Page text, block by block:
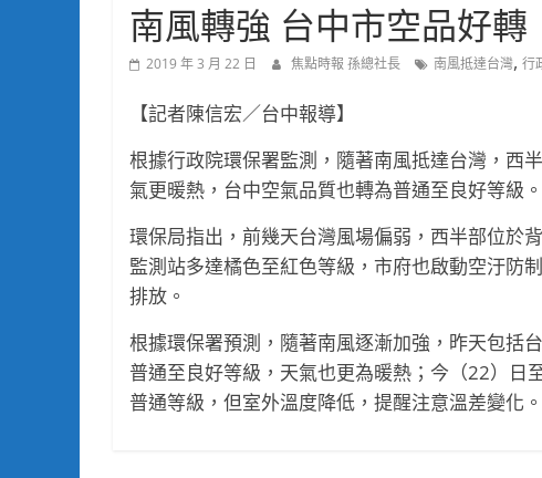
南風轉強 台中市空品好轉
2019 年 3 月 22 日 焦點時報 孫總社長 南風抵達台灣, 行
【記者陳信宏／台中報導】
根據行政院環保署監測，隨著南風抵達台灣，西
氣更暖熱，台中空氣品質也轉為普通至良好等級。
環保局指出，前幾天台灣風場偏弱，西半部位於
監測站多達橘色至紅色等級，市府也啟動空汙防
排放。
根據環保署預測，隨著南風逐漸加強，昨天包括
普通至良好等級，天氣也更為暖熱；今（22）日
普通等級，但室外溫度降低，提醒注意溫差變化。